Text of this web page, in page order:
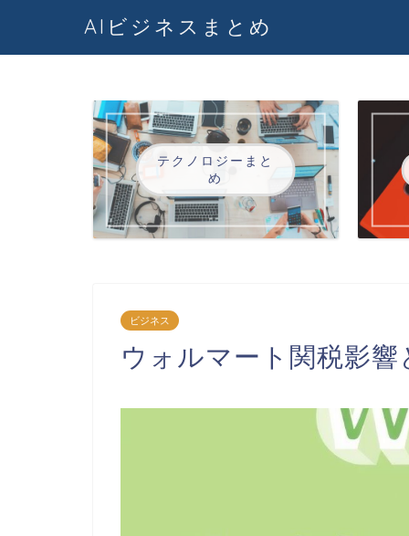
AIビジネスまとめ
テクノロジーまと
め
ビジネス
ウォルマート関税影